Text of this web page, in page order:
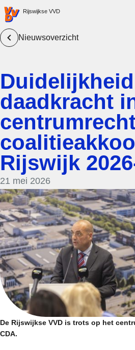
VVD.nl - Ga naar de homepage
Rijswijkse VVD
Nieuwsoverzicht
daadkracht
Rijswijk
21 mei 2026
De Rijswijkse VVD is trots op het
CDA.